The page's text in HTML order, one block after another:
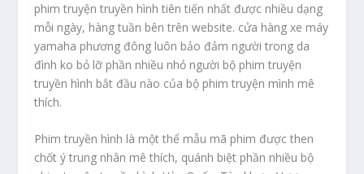
phim truyện truyền hình tiên tiến nhất được nhiều dạng
mỗi ngày, hàng tuần bên trên website. cửa hàng xe máy
yamaha phương đông luôn bảo đảm người trong da
đình ko bỏ lỡ phần nhiều nhỏ người bộ phim truyện
truyền hình bắt đầu nào của bộ phim truyện mình mê
thích.
Phim truyền hình là một thể mẫu mã phim được then
chốt ý trung nhân mê thích, quánh biệt phần nhiều bộ